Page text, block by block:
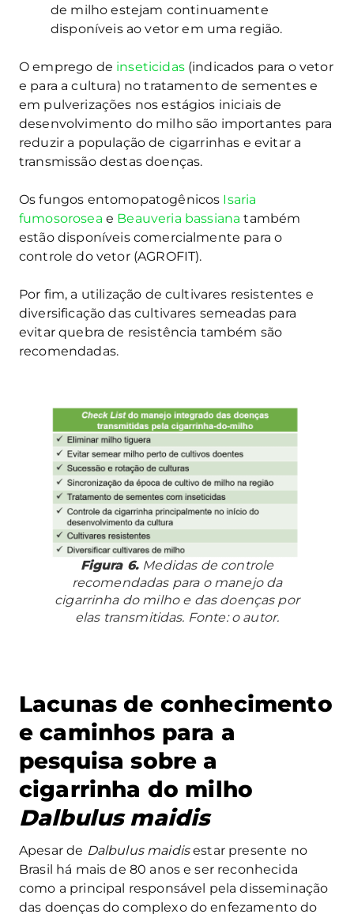
de milho estejam continuamente
disponíveis ao vetor em uma região.
O emprego de inseticidas(indicados para o vetor
e para a cultura) no tratamento de sementes e
em pulverizações nos estágios iniciais de
desenvolvimento do milho são importantes para
reduzir a população de cigarrinhas e evitar a
transmissão destas doenças.
Os fungos entomopatogênicos Isaria
fumosorosea e Beauveria bassiana também
estão disponíveis comercialmente para o
controle do vetor (AGROFIT).
Por fim, a utilização de cultivares resistentes e
diversificação das cultivares semeadas para
evitar quebra de resistência também são
recomendadas.
Figura 6. Medidas de controle
recomendadas para o manejo da
cigarrinha do milho e das doenças por
elas transmitidas. Fonte: o autor.
Lacunas de conhecimento
e caminhos para a
pesquisa sobre a
cigarrinha do milho
Dalbulus maidis
Apesar de Dalbulus maidisestar presente no
Brasil há mais de 80 anos e ser reconhecida
como a principal responsável pela disseminação
das doenças do complexo do enfezamento do